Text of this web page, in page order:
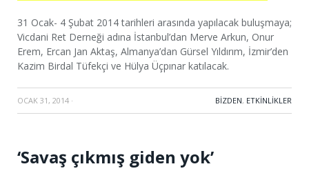
31 Ocak- 4 Şubat 2014 tarihleri arasında yapılacak buluşmaya;
Vicdani Ret Derneği adına İstanbul’dan Merve Arkun, Onur
Erem, Ercan Jan Aktaş, Almanya’dan Gürsel Yıldırım, İzmir’den
Kazim Birdal Tüfekçi ve Hülya Üçpınar katılacak.
OCAK 31, 2014 · BIZDEN, ETKINLIKLER
‘Savaş çıkmış giden yok’